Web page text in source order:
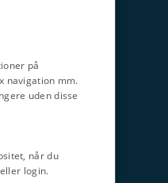
på
navigation mm.
uden disse
når du
login.